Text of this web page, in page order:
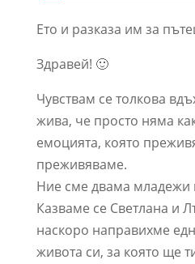
Ето и разказа им за
Здравей! 🙂
Чувствам се толкова
жива, че просто няма
емоцията, която
преживяваме.
Ние сме двама младежи
Казваме се Светлана и
наскоро направихме
живота си, за която ще